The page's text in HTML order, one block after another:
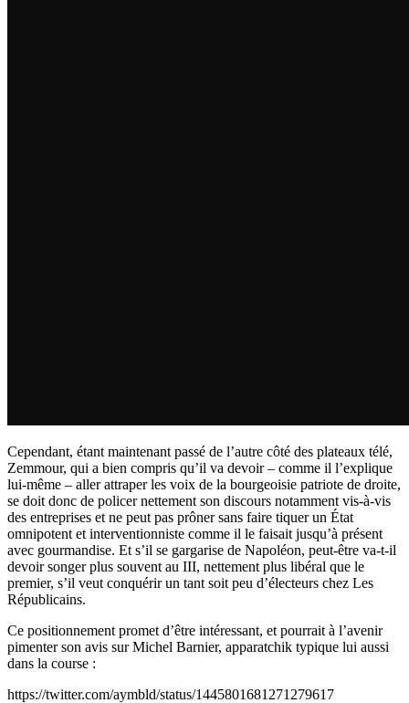
Cependant, étant maintenant passé de l’autre côté des plateaux télé,
Zemmour, qui a bien compris qu’il va devoir – comme il l’explique
lui-même – aller attraper les voix de la bourgeoisie patriote de droite,
se doit donc de policer nettement son discours notamment vis-à-vis
des entreprises et ne peut pas prôner sans faire tiquer un État
omnipotent et interventionniste comme il le faisait jusqu’à présent
avec gourmandise. Et s’il se gargarise de Napoléon, peut-être va-t-il
devoir songer plus souvent au III, nettement plus libéral que le
premier, s’il veut conquérir un tant soit peu d’électeurs chez Les
Républicains.
Ce positionnement promet d’être intéressant, et pourrait à l’avenir
pimenter son avis sur Michel Barnier, apparatchik typique lui aussi
dans la course :
https://twitter.com/aymbld/status/1445801681271279617